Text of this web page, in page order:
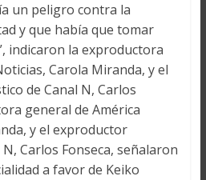
un peligro contra la
y que había que tomar
indicaron la exproductora
Carola Miranda, y el
de Canal N, Carlos
general de América
y el exproductor
Carlos Fonseca, señalaron
a favor de Keiko